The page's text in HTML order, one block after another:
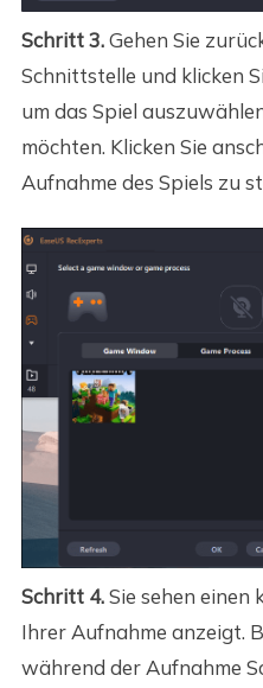
Schritt 3.Gehen Sie
Schnittstelle und klicken
um das Spiel
möchten. Klicken Sie
Aufnahme des Spiels zu
Schritt 4.Sie sehen einen
Ihrer Aufnahme anzeigt.
während der Aufnahme